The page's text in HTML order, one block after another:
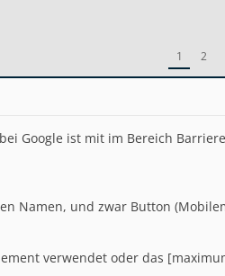
1 2
Google ist mit im Bereich
Namen, und zwar Button
verwendet oder das